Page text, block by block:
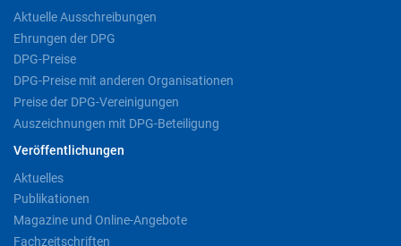
Aktuelle Ausschreibungen
Ehrungen der DPG
DPG-Preise
DPG-Preise mit anderen Organisationen
Preise der DPG-Vereinigungen
Auszeichnungen mit DPG-Beteiligung
Veröffentlichungen
Aktuelles
Publikationen
Magazine und Online-Angebote
Fachzeitschriften